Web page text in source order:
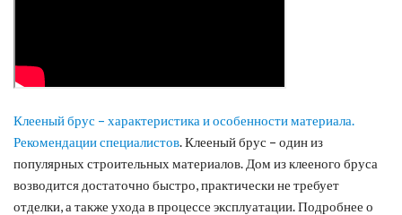
Клееный брус – характеристика и особенности материала.
Рекомендации специалистов. Клееный брус – один из
популярных строительных материалов. Дом из клееного бруса
возводится достаточно быстро, практически не требует
отделки, а также ухода в процессе эксплуатации. Подробнее о